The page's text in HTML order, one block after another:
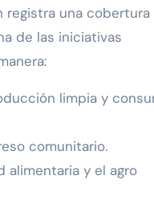
registra una cobertura
de las iniciativas
limpia y
comunitario.
alimentaria y el agro